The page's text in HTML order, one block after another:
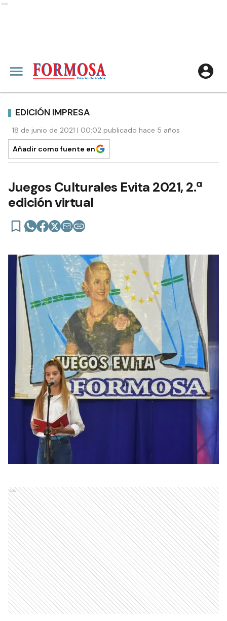
Ads
EDICIÓN IMPRESA
18 de junio de 2021 | 00:02 publicado hace 5 años
Añadir como fuente en
Juegos Culturales Evita 2021, 2.ª
edición virtual
Ads